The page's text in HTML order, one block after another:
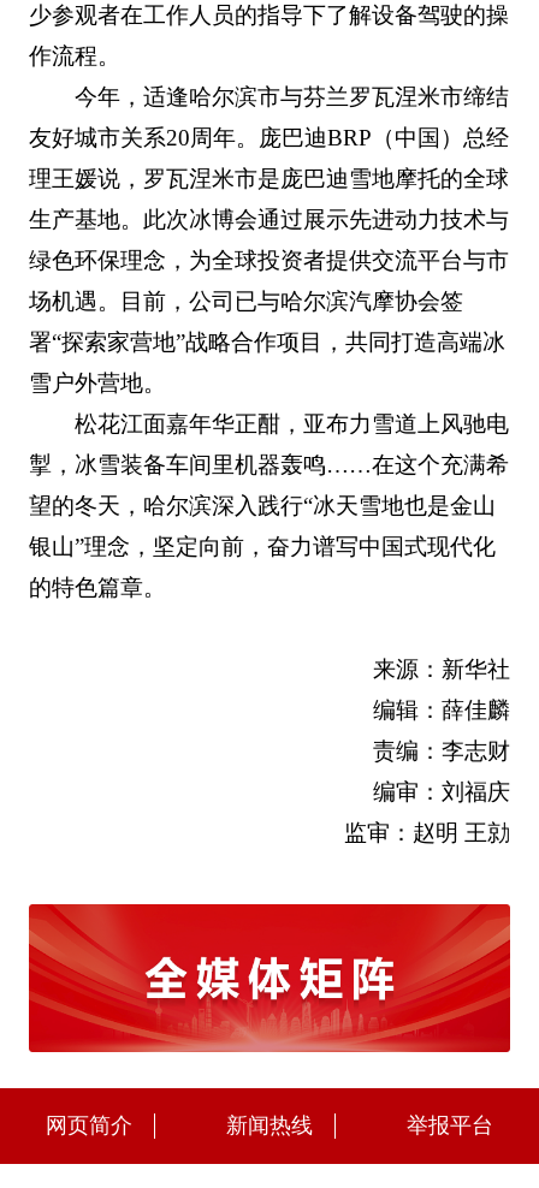
少参观者在工作人员的指导下了解设备驾驶的操
作流程。
今年，适逢哈尔滨市与芬兰罗瓦涅米市缔结
友好城市关系20周年。庞巴迪BRP（中国）总经
理王媛说，罗瓦涅米市是庞巴迪雪地摩托的全球
生产基地。此次冰博会通过展示先进动力技术与
绿色环保理念，为全球投资者提供交流平台与市
场机遇。目前，公司已与哈尔滨汽摩协会签
署“探索家营地”战略合作项目，共同打造高端冰
雪户外营地。
松花江面嘉年华正酣，亚布力雪道上风驰电
掣，冰雪装备车间里机器轰鸣……在这个充满希
望的冬天，哈尔滨深入践行“冰天雪地也是金山
银山”理念，坚定向前，奋力谱写中国式现代化
的特色篇章。
来源：新华社
编辑：薛佳麟
责编：李志财
编审：刘福庆
监审：赵明 王勍
网页简介 新闻热线 举报平台